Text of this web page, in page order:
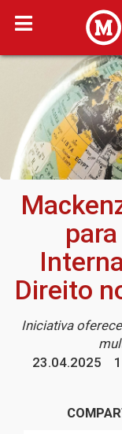
Direito
Iniciativa
23.04.2025